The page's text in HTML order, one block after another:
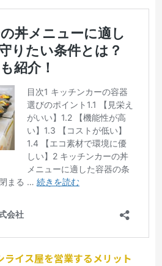
ライス屋を営業するメリット